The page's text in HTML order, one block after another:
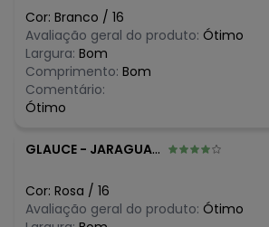
maio/2026
abril/2026
março/2026
fevereiro/2026
Cor: Branco / 16
Avaliação geral do produto: Ótimo
Largura: Bom
Comprimento: Bom
Comentário:
Ótimo
GLAUCE - JARAGUARI - MS
Cor: Rosa / 16
Avaliação geral do produto: Ótimo